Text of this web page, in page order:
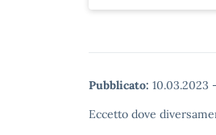
Pubblicato: 10.03.2023 -
Eccetto dove